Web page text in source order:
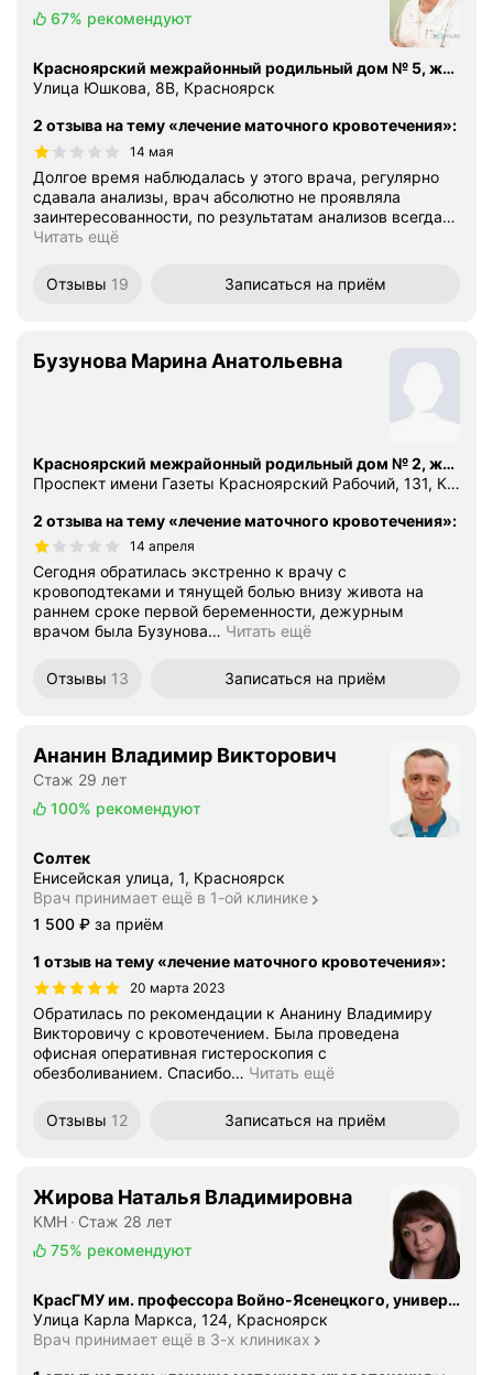
67% рекомендуют
Красноярский межрайонный родильный дом № 5, женская консультация № 2
Улица Юшкова, 8В, Красноярск
2 отзыва на тему «лечение маточного кровотечения»:
14 мая
Долгое время наблюдалась у этого врача, регулярно
сдавала анализы, врач абсолютно не проявляла
заинтересованности, по результатам анализов всегда…
Читать ещё
Отзывы 19 Записаться на приём
Бузунова Марина Анатольевна
Красноярский межрайонный родильный дом № 2, женская консультация № 2
Проспект имени Газеты Красноярский Рабочий, 131, Красноярск
2 отзыва на тему «лечение маточного кровотечения»:
14 апреля
Сегодня обратилась экстренно к врачу с
кровоподтеками и тянущей болью внизу живота на
раннем сроке первой беременности, дежурным
врачом была Бузунова… Читать ещё
Отзывы 13 Записаться на приём
Ананин Владимир Викторович
Стаж 29 лет
100% рекомендуют
Солтек
Енисейская улица, 1, Красноярск
Врач принимает ещё в 1-ой клинике
Цена
1500
1 500 ₽ за приём
1 отзыв на тему «лечение маточного кровотечения»:
20 марта 2023
Обратилась по рекомендации к Ананину Владимиру
Викторовичу с кровотечением. Была проведена
офисная оперативная гистероскопия с
обезболиванием. Спасибо… Читать ещё
Отзывы 12 Записаться на приём
Жирова Наталья Владимировна
КМН
Стаж 28 лет
75% рекомендуют
КрасГМУ им. профессора Войно-Ясенецкого, университетская клиника
Улица Карла Маркса, 124, Красноярск
Врач принимает ещё в 3-х клиниках